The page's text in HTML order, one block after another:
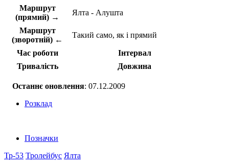
Маршрут
(прямий) →
Ялта - Алушта
Маршрут
(зворотній) ←
Такий само, як і прямий
Час роботи
Інтервал
Тривалість
Довжина
Останнє оновлення: 07.12.2009
Розклад
Позначки
Тр-53 Тролейбус Ялта